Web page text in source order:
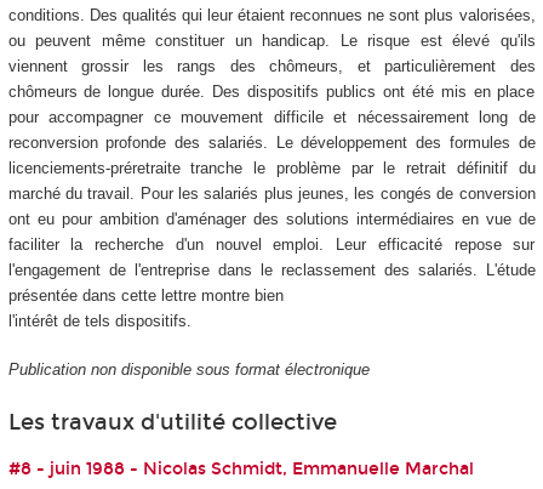
conditions. Des qualités qui leur étaient reconnues ne sont plus valorisées,
ou peuvent même constituer un handicap. Le risque est élevé qu'ils
viennent grossir les rangs des chômeurs, et particulièrement des
chômeurs de longue durée. Des dispositifs publics ont été mis en place
pour accompagner ce mouvement difficile et nécessairement long de
reconversion profonde des salariés. Le développement des formules de
licenciements-préretraite tranche le problème par le retrait définitif du
marché du travail. Pour les salariés plus jeunes, les congés de conversion
ont eu pour ambition d'aménager des solutions intermédiaires en vue de
faciliter la recherche d'un nouvel emploi. Leur efficacité repose sur
l'engagement de l'entreprise dans le reclassement des salariés. L'étude
présentée dans cette lettre montre bien
l'intérêt de tels dispositifs.
Publication non disponible sous format électronique
Les travaux d'utilité collective
#8 - juin 1988 - Nicolas Schmidt, Emmanuelle Marchal